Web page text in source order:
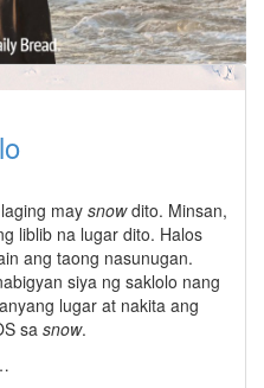
maysnowdito. Minsan,
liblib na lugar dito. Halos
ang taong nasunugan.
siya ng saklolo nang
lugar at nakita ang
sa snow.